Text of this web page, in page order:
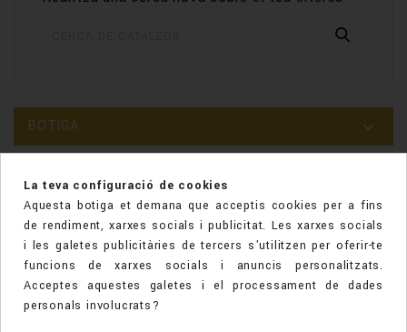
BOTIGA 
La teva configuració de cookies
Aquesta botiga et demana que acceptis cookies per a fins
de rendiment, xarxes socials i publicitat. Les xarxes socials
i les galetes publicitàries de tercers s'utilitzen per oferir-te
funcions de xarxes socials i anuncis personalitzats.
Acceptes aquestes galetes i el processament de dades
personals involucrats?